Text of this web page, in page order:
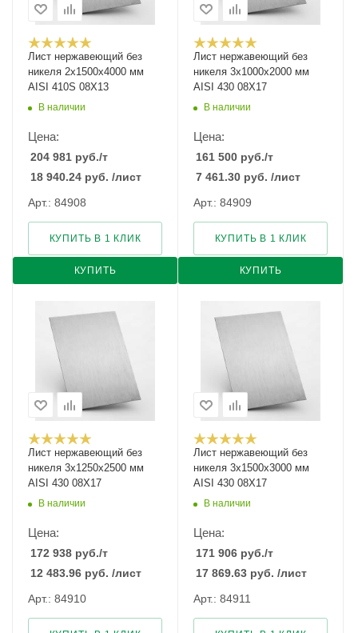
Лист нержавеющий без
никеля 2х1500х4000 мм
AISI 410S 08Х13
В наличии
Цена:
204 981 руб./т
18 940.24 руб. /лист
Арт.: 84908
КУПИТЬ
КУПИТЬ В 1 КЛИК
Лист нержавеющий без
никеля 3х1000х2000 мм
AISI 430 08Х17
В наличии
Цена:
161 500 руб./т
7 461.30 руб. /лист
Арт.: 84909
КУПИТЬ
КУПИТЬ В 1 КЛИК
Лист нержавеющий без
никеля 3х1250х2500 мм
AISI 430 08Х17
В наличии
Цена:
172 938 руб./т
12 483.96 руб. /лист
Арт.: 84910
Лист нержавеющий без
никеля 3х1500х3000 мм
AISI 430 08Х17
В наличии
Цена:
171 906 руб./т
17 869.63 руб. /лист
Арт.: 84911